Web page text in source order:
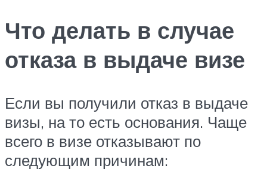
Что делать в случае
отказа в выдаче визе
Если вы получили отказ в выдаче
визы, на то есть основания. Чаще
всего в визе отказывают по
следующим причинам: